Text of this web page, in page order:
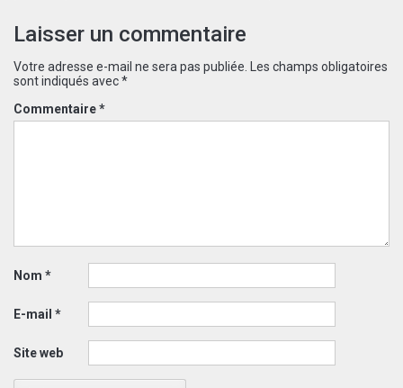
Laisser un commentaire
Votre adresse e-mail ne sera pas publiée.
Les champs obligatoires
sont indiqués avec*
Commentaire*
Nom *
E-mail *
Site web